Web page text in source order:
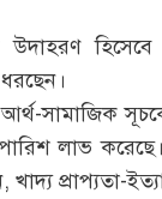
আর্থ-সামাজিক
লাভ
প্রাপ্যতা-